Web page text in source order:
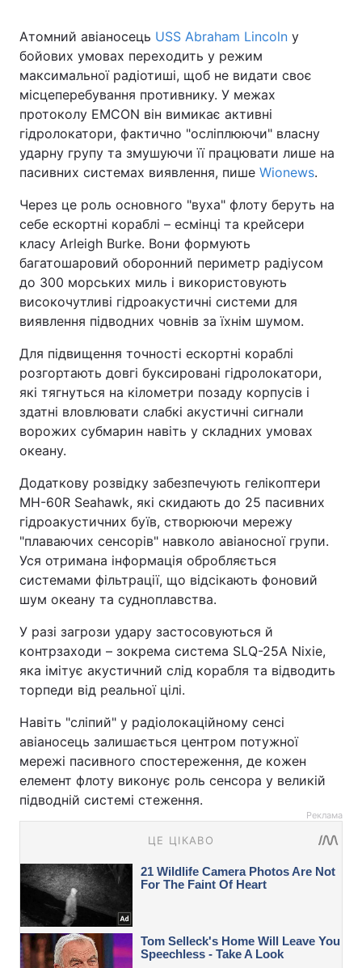
Атомний авіаносець USS Abraham Lincoln у
бойових умовах переходить у режим
максимальної радіотиші, щоб не видати своє
місцеперебування противнику. У межах
протоколу EMCON він вимикає активні
гідролокатори, фактично "осліплюючи" власну
ударну групу та змушуючи її працювати лише на
пасивних системах виявлення, пише Wionews.
Через це роль основного "вуха" флоту беруть на
себе ескортні кораблі – есмінці та крейсери
класу Arleigh Burke. Вони формують
багатошаровий оборонний периметр радіусом
до 300 морських миль і використовують
високочутливі гідроакустичні системи для
виявлення підводних човнів за їхнім шумом.
Для підвищення точності ескортні кораблі
розгортають довгі буксировані гідролокатори,
які тягнуться на кілометри позаду корпусів і
здатні вловлювати слабкі акустичні сигнали
ворожих субмарин навіть у складних умовах
океану.
Додаткову розвідку забезпечують гелікоптери
MH-60R Seahawk, які скидають до 25 пасивних
гідроакустичних буїв, створюючи мережу
"плаваючих сенсорів" навколо авіаносної групи.
Уся отримана інформація обробляється
системами фільтрації, що відсікають фоновий
шум океану та судноплавства.
У разі загрози удару застосовуються й
контрзаходи – зокрема система SLQ-25A Nixie,
яка імітує акустичний слід корабля та відводить
торпеди від реальної цілі.
Навіть "сліпий" у радіолокаційному сенсі
авіаносець залишається центром потужної
мережі пасивного спостереження, де кожен
елемент флоту виконує роль сенсора у великій
підводній системі стеження.
Реклама